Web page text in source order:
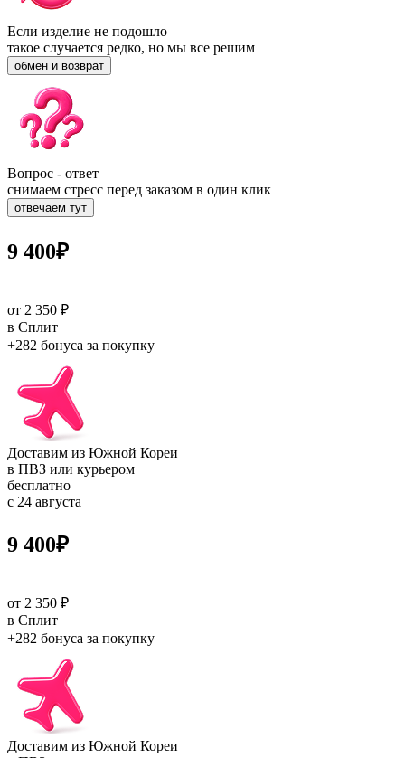
Если изделие не подошло
такое случается редко, но мы все решим
обмен и возврат
Вопрос - ответ
снимаем стресс перед заказом в один клик
отвечаем тут
9 400₽
от 2 350 ₽
в Сплит
+282 бонуса за покупку
Доставим из Южной Кореи
в ПВЗ или курьером
бесплатно
с 24 августа
9 400₽
от 2 350 ₽
в Сплит
+282 бонуса за покупку
Доставим из Южной Кореи